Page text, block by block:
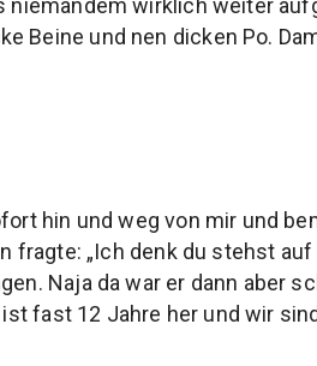
niemandem wirklich weiter
Beine und nen dicken Po.
hin und weg von mir und
fragte: „Ich denk du stehst
Naja da war er dann aber
fast 12 Jahre her und wir